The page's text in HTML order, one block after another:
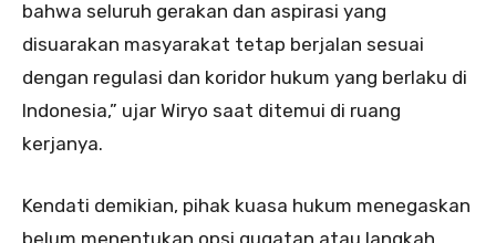
bahwa seluruh gerakan dan aspirasi yang
disuarakan masyarakat tetap berjalan sesuai
dengan regulasi dan koridor hukum yang berlaku di
Indonesia,” ujar Wiryo saat ditemui di ruang
kerjanya.
Kendati demikian, pihak kuasa hukum menegaskan
belum menentukan opsi gugatan atau langkah